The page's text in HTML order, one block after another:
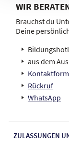
WIR
Brauchst du
Deine
aus dem
Rückruf
WhatsApp
ZULASSUNGEN